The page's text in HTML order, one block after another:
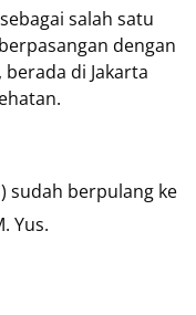
salah satu
dengan
di Jakarta
sudah berpulang ke
Yus.